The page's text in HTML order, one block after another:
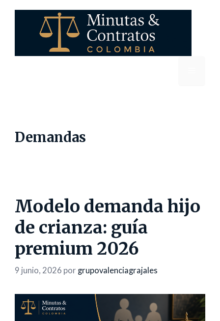
Demandas
Modelo demanda hijo
de crianza: guía
premium 2026
9 junio, 2026 por grupovalenciagrajales